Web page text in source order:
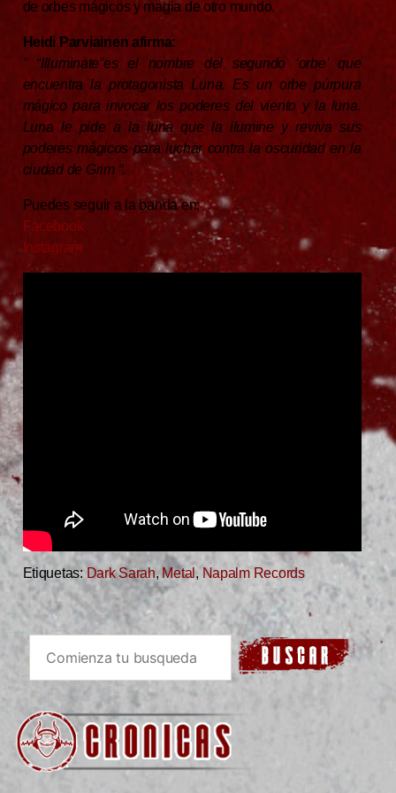
de orbes mágicos y magia de otro mundo.
Heidi Parviainen afirma:
” “Illuminate”es el nombre del segundo ‘orbe’ que
encuentra la protagonista Luna. Es un orbe púrpura
mágico para invocar los poderes del viento y la luna.
Luna le pide a la luna que la ilumine y reviva sus
poderes mágicos para luchar contra la oscuridad en la
ciudad de Grim “.
Puedes seguir a la banda en:
Facebook
Instagram
Etiquetas: Dark Sarah,Metal, Napalm Records